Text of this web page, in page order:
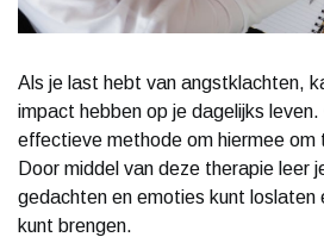
Als je last hebt van angstklachten,
impact hebben op je dagelijks leven.
effectieve methode om hiermee
Door middel van deze therapie leer
gedachten en emoties kunt loslaten
kunt brengen.